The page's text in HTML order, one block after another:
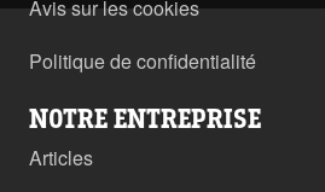
Avis sur les cookies
Politique de confidentialité
NOTRE ENTREPRISE
Articles